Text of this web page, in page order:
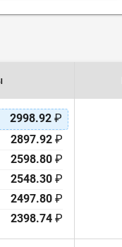
2998.92 ₽
2897.92 ₽
2598.80 ₽
2548.30 ₽
2497.80 ₽
2398.74 ₽